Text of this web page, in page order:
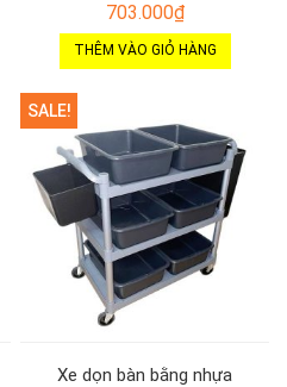
703.000₫
THÊM VÀO GIỎ HÀNG
SALE!
Xe dọn bàn bằng nhựa